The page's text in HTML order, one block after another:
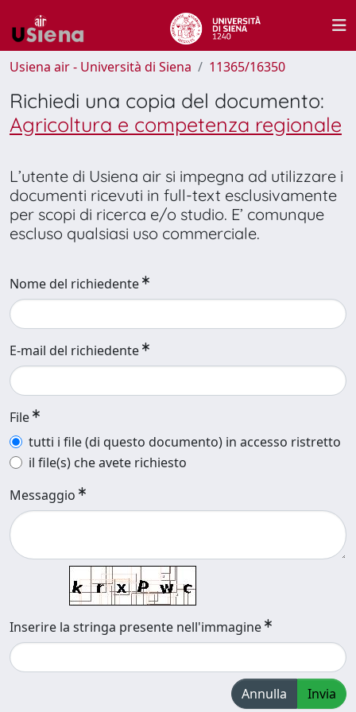
Usiena air - Università di Siena 11365/16350
Richiedi una copia del documento:
Agricoltura e competenza regionale
L’utente di Usiena air si impegna ad utilizzare i
documenti ricevuti in full-text esclusivamente
per scopi di ricerca e/o studio. E’ comunque
escluso qualsiasi uso commerciale.
Nome del richiedente
E-mail del richiedente
File
tutti i file (di questo documento) in accesso ristretto
il file(s) che avete richiesto
Messaggio
Inserire la stringa presente nell'immagine
Annulla Invia